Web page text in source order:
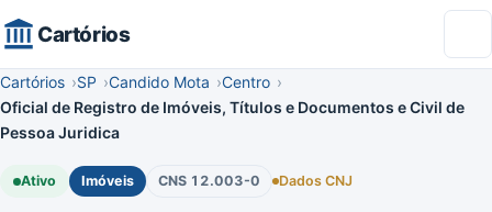
Cartórios
Cartórios SP Candido Mota
Centro
Oficial de Registro de Imóveis, Títulos e Documentos e Civil de
Pessoa Juridica
Ativo Imóveis CNS 12.003-0 Dados CNJ